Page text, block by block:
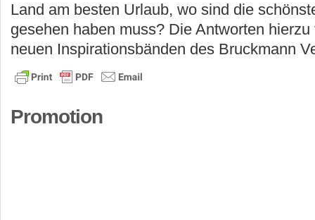
Land am besten Urlaub, wo sind die
gesehen haben muss? Die Antworten
neuen Inspirationsbänden des Bruckmann
Promotion